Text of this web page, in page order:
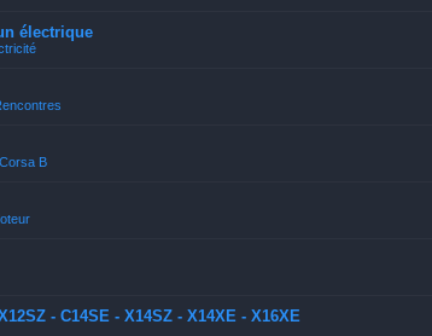
électrique
B
- C14SE - X14SZ - X14XE - X16XE